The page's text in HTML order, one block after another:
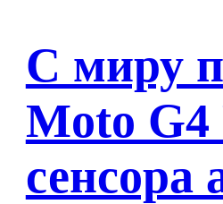
С миру
Moto G4
сенсора